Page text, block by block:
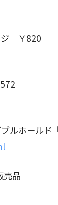
ジ ￥820
ブルホール
売品